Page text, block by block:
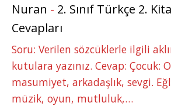
Nuran - 2. Sınıf Türkçe 2.
Cevapları
Soru: Verilen sözcüklerle ilgili
kutulara yazınız. Cevap: Çocuk:
masumiyet, arkadaşlık, sevgi.
müzik, oyun, mutluluk,…